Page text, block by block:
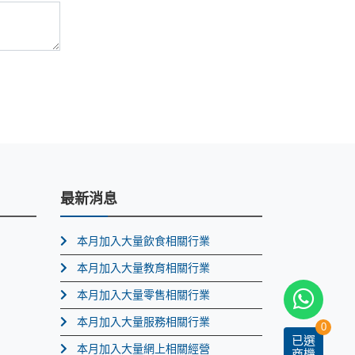
最新消息
本月加入大量飲食相關行業
本月加入大量教育相關行業
本月加入大量零售相關行業
本月加入大量服務相關行業
本月加入大量網上相關經營
已選
0